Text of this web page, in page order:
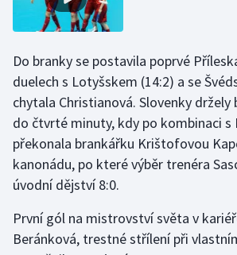
Vodní slalom
Volejbal
Ostatní
Do branky se postavila poprvé
duelech s Lotyšskem (14:2) a se
chytala Christianová. Slovenky držely
do čtvrté minuty, kdy po kombinaci s
překonala brankářku Krištofovou
kanonádu, po které výběr trenéra
úvodní dějství 8:0.
První gól na mistrovství světa v
Beránková, trestné střílení při